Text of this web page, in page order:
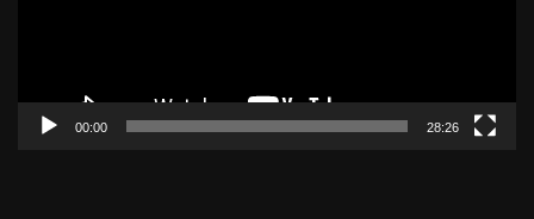
00:00 28:26